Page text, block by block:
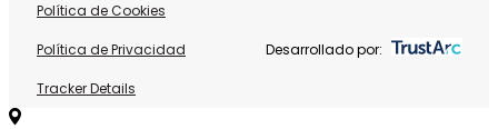
Política de Cookies
Política de Privacidad
Tracker Details
Desarrollado por: